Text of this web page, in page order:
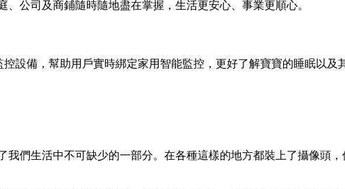
公司及商鋪隨時隨地盡在掌握，生活更安心、事業更順心。
設備，幫助用戶實時綁定家用智能監控，更好了解寶寶的睡眠以及
們生活中不可缺少的一部分。在各種這樣的地方都裝上了攝像頭